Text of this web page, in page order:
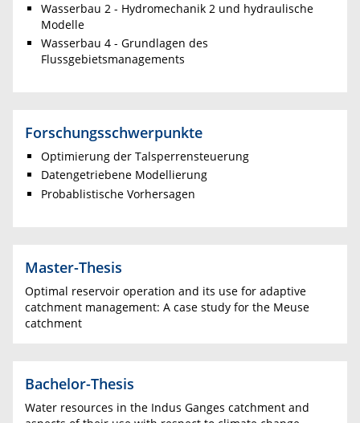
Wasserbau 2 - Hydromechanik 2 und hydraulische
Modelle
Wasserbau 4 - Grundlagen des
Flussgebietsmanagements
Forschungsschwerpunkte
Optimierung der Talsperrensteuerung
Datengetriebene Modellierung
Probablistische Vorhersagen
Master-Thesis
Optimal reservoir operation and its use for adaptive
catchment management: A case study for the Meuse
catchment
Bachelor-Thesis
Water resources in the Indus Ganges catchment and